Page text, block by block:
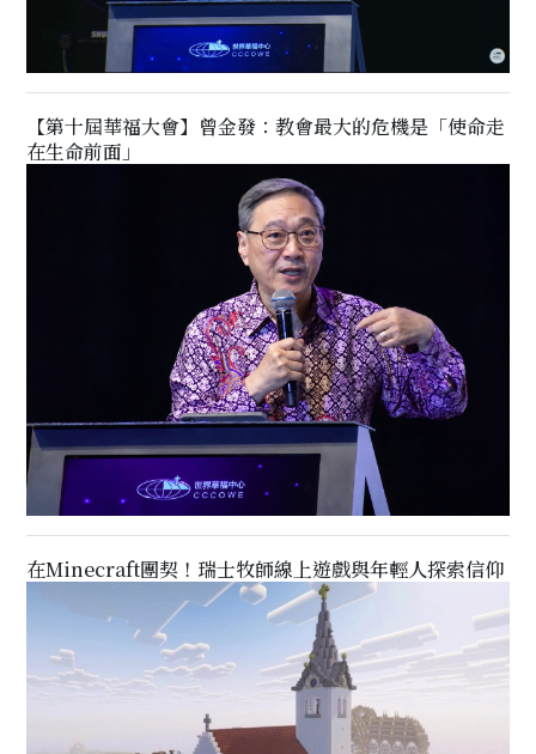
【第十屆華福大會】曾金發：教會最大的危機是「使命走
在生命前面」
在Minecraft團契！瑞士牧師線上遊戲與年輕人探索信仰